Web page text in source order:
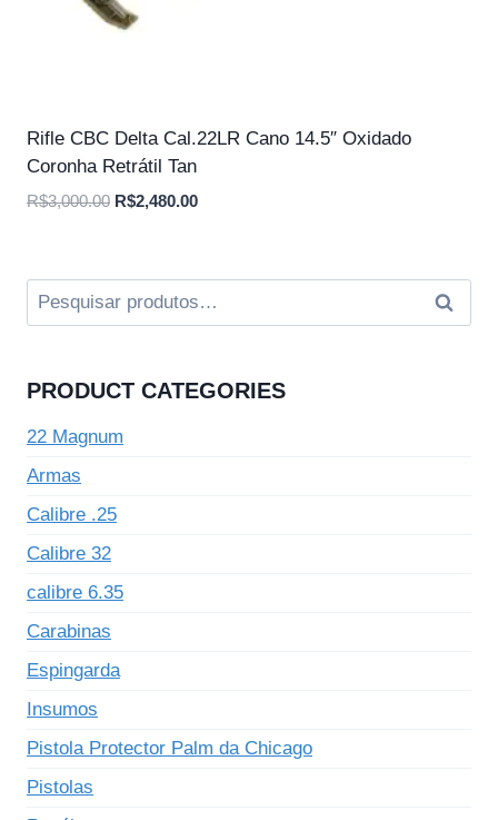
Rifle CBC Delta Cal.22LR Cano 14.5″ Oxidado
Coronha Retrátil Tan
R$3,000.00 O
era:
R$3,000.00.
R$2,480.00O
é:
R$2,480.00.
Pesquisar
por:
PRODUCT CATEGORIES
22 Magnum
Armas
Calibre .25
Calibre 32
calibre 6.35
Carabinas
Espingarda
Insumos
Pistola Protector Palm da Chicago
Pistolas